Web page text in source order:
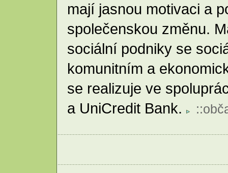
mají jasnou motivaci a
společenskou změnu.
sociální podniky se
komunitním a
se realizuje ve
a UniCredit Bank.
::